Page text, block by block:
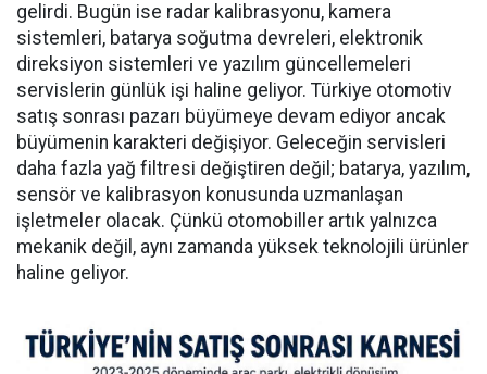
gelirdi. Bugün ise radar kalibrasyonu, kamera
sistemleri, batarya soğutma devreleri, elektronik
direksiyon sistemleri ve yazılım güncellemeleri
servislerin günlük işi haline geliyor. Türkiye otomotiv
satış sonrası pazarı büyümeye devam ediyor ancak
büyümenin karakteri değişiyor. Geleceğin servisleri
daha fazla yağ filtresi değiştiren değil; batarya, yazılım,
sensör ve kalibrasyon konusunda uzmanlaşan
işletmeler olacak. Çünkü otomobiller artık yalnızca
mekanik değil, aynı zamanda yüksek teknolojili ürünler
haline geliyor.